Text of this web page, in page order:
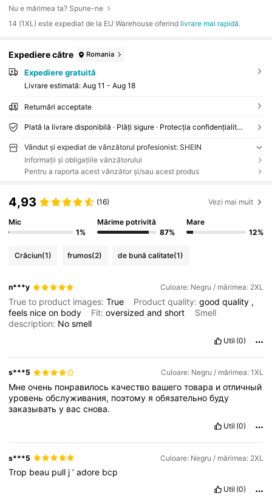
Nu e mărimea ta? Spune-ne
14 (1XL) este expediat de la EU Warehouse oferind livrare mai rapidă.
Expediere către Romania
Expediere gratuită
Livrare estimată: Aug 11 - Aug 18
Returnări acceptate
Plată la livrare disponibilă · Plăți sigure · Protecția confidențialității
Vândut și expediat de vânzătorul profesionist: SHEIN
Informații și obligațiile vânzătorului
Pentru a raporta acest vânzător și/sau acest produs
4,93 (16) Vezi mai mult
Mic
1%
Mărime potrivită
87%
Mare
12%
Crăciun(1) frumos(2) de bună calitate(1)
n***y Culoare: Negru / mărimea: 2XL
True to product images:True Product quality:goodquality ,
feels niceon body Fit:oversizedandshort
Smell
description: Nosmell
Util (0)
s***5 Culoare: Negru / mărimea: 1XL
Мнеочень понравилось качество вашеготовара иотличный
уровеньобслуживания, поэтому яобязательнобуду
заказыватьу васснова.
Util (0)
s***5 Culoare: Negru / mărimea: 2XL
Trop beau pull j’adore bcp
Util (0)